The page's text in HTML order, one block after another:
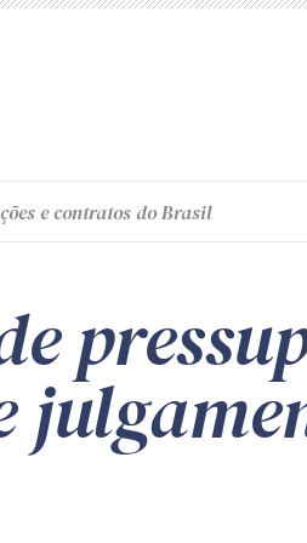
e contratos do Brasil